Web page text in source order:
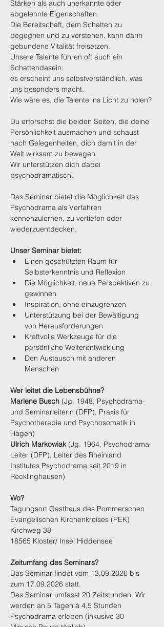
Stärken als auch unerkannte oder
abgelehnte Eigenschaften.
Die Bereitschaft, dem Schatten zu
begegnen und zu verstehen, kann darin
gebundene Vitalität freisetzen.
Unsere Talente führen oft auch ein
Schattendasein:
es erscheint uns selbstverständlich, was
uns besonders macht.
Wie wäre es, die Talente ins Licht zu holen?
Du erforschst die beiden Seiten, die deine
Persönlichkeit ausmachen und schaust
nach Gelegenheiten, dich damit in der
Welt wirksam zu bewegen.
Wir unterstützen dich dabei
psychodramatisch.
Das Seminar bietet die Möglichkeit das
Psychodrama als Verfahren
kennenzulernen, zu vertiefen oder
wiederzuentdecken.
Unser Seminar bietet:
Einen geschützten Raum für
Selbsterkenntnis und Reflexion
Die Möglichkeit, neue Perspektiven zu
gewinnen
Inspiration, ohne einzugrenzen
Unterstützung bei der Bewältigung
von Herausforderungen
Kraftvolle Werkzeuge für die
persönliche Weiterentwicklung
Den Austausch mit anderen
Menschen
Wer leitet die Lebensbühne?
Marlene Busch (Jg. 1948, Psychodrama-
und Seminarleiterin (DFP), Praxis für
Psychotherapie und Psychosomatik in
Hagen)
Ulrich Markowiak (Jg. 1964, Psychodrama-
Leiter (DFP), Leiter des Rheinland
Institutes Psychodrama seit 2019 in
Recklinghausen)
Wo?
Tagungsort Gasthaus des Pommerschen
Evangelischen Kirchenkreises (PEK)
Kirchweg 38
18565 Kloster/ Insel Hiddensee
Zeitumfang des Seminars?
Das Seminar findet vom 13.09.2026 bis
zum 17.09.2026 statt.
Das Seminar umfasst 20 Zeitstunden. Wir
werden an 5 Tagen à 4,5 Stunden
Psychodrama erleben (inkusive 30